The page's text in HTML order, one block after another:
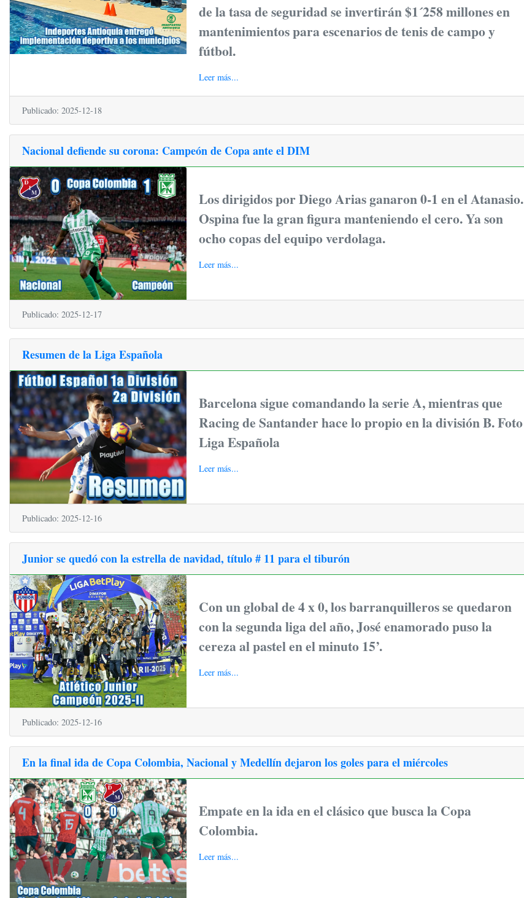
de la tasa de seguridad se invertirán $1´258 millones en
mantenimientos para escenarios de tenis de campo y
fútbol.
Leer más...
Publicado: 2025-12-18
Nacional defiende su corona: Campeón de Copa ante el DIM
Los dirigidos por Diego Arias ganaron 0-1 en el Atanasio.
Ospina fue la gran figura manteniendo el cero. Ya son
ocho copas del equipo verdolaga.
Leer más...
Publicado: 2025-12-17
Resumen de la Liga Española
Barcelona sigue comandando la serie A, mientras que
Racing de Santander hace lo propio en la división B. Foto
Liga Española
Leer más...
Publicado: 2025-12-16
Junior se quedó con la estrella de navidad, título # 11 para el tiburón
Con un global de 4 x 0, los barranquilleros se quedaron
con la segunda liga del año, José enamorado puso la
cereza al pastel en el minuto 15’.
Leer más...
Publicado: 2025-12-16
En la final ida de Copa Colombia, Nacional y Medellín dejaron los goles para el miércoles
Empate en la ida en el clásico que busca la Copa
Colombia.
Leer más...